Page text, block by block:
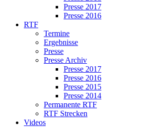
Presse 2017
Presse 2016
RTF
Termine
Ergebnisse
Presse
Presse Archiv
Presse 2017
Presse 2016
Presse 2015
Presse 2014
Permanente RTF
RTF Strecken
Videos